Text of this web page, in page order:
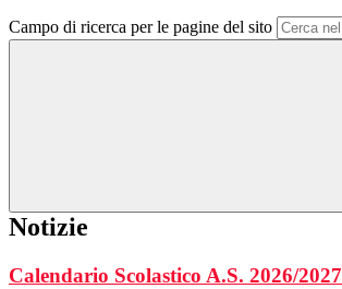
Campo di ricerca per le pagine del sito
Notizie
Calendario Scolastico A.S. 2026/2027